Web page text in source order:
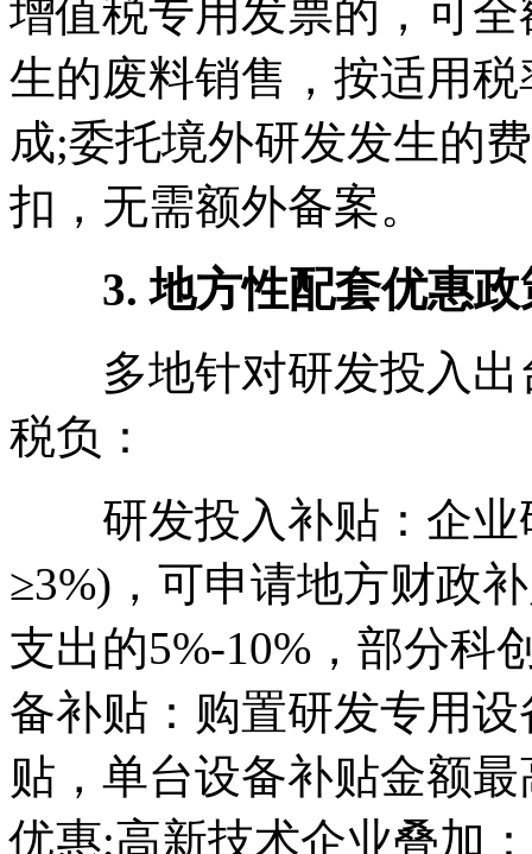
增值税专用发票的，可
生的废料销售，按适用
成;委托境外研发发生的
扣，无需额外备案。
3. 地方性配套优惠政
多地针对研发投入出
税负：
研发投入补贴：企业
≥3%)，可申请地方财政
支出的5%-10%，部分科
备补贴：购置研发专用
贴，单台设备补贴金额
优惠;高新技术企业叠加